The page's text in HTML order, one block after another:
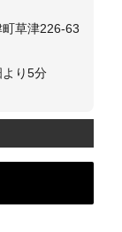
草津226-63
り5分